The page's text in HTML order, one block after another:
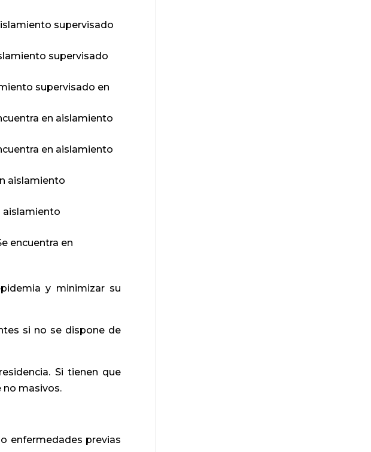
supervisado
supervisado
supervisado en
en aislamiento
en aislamiento
aislamiento
aislamiento
encuentra en
y minimizar su
si no se dispone de
Si tienen que
no masivos.
enfermedades previas